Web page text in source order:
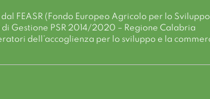
FEASR (Fondo Europeo Agricolo per lo
Gestione PSR 2014/2020 – Regione Calabria
dell’accoglienza per lo sviluppo e la